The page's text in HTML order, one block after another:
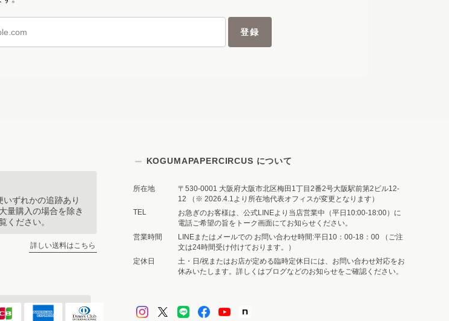
登録
ずれかの追跡あり
量購入の場合を除き
ください。
詳しい送料はこちら
KOGUMAPAPERCIRCUS について
所在地
〒530-0001 大阪府大阪市北区梅田1丁目2番2号大阪駅前第2ビル12-
12 （※ 2026.4.1より所在地代表オフィスが変更となります）
TEL
お急ぎのお客様は、公式LINEより当店営業中（平日10:00-18:00）に
電話ご希望の旨をトーク画面にてお知らせください。
営業時間
LINEまたはメールでの お問い合わせ時間:平日10：00-18：00 （ご注
文は24時間受け付けております。）
定休日
土・日/祝またはお店が定める臨時定休日には、お問い合わせ対応をお
休みいたします。詳しくはブログなどのお知らせをご確認ください。